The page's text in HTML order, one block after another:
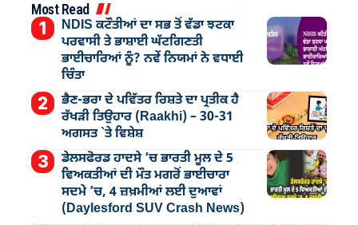
Most Read
NDIS ਕਟੌਤੀਆਂ ਦਾ ਸਭ ਤੋਂ ਵੱਡਾ ਝਟਕਾ
ਪਰਵਾਸੀ ਤੇ ਭਾਸ਼ਾਈ ਘੱਟਗਿਣਤੀ
ਭਾਈਚਾਰਿਆਂ ਨੂੰ? ਨਵੇਂ ਨਿਯਮਾਂ ਨੇ ਵਧਾਈ
ਚਿੰਤਾ
ਭੈਣ-ਭਰਾ ਦੇ ਪਵਿੱਤਰ ਰਿਸ਼ਤੇ ਦਾ ਪ੍ਰਤੀਕ ਹੈ
ਰੱਖੜੀ ਤਿਉਹਾਰ (Raakhi) – 30-31
ਅਗਸਤ `ਤੇ ਵਿਸ਼ੇਸ਼
ਡੇਲਸਫੋਰਡ ਹਾਦਸੇ ’ਚ ਭਾਰਤੀ ਮੂਲ ਦੇ 5
ਵਿਅਕਤੀਆਂ ਦੀ ਮੌਤ ਮਗਰੋਂ ਭਾਈਚਾਰਾ
ਸਦਮੇ ’ਚ, 4 ਜ਼ਖ਼ਮੀਆਂ ਲਈ ਦੁਆਵਾਂ
(Daylesford SUV Crash News)